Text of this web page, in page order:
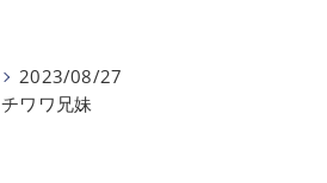
2023/08/27
チワワ兄妹